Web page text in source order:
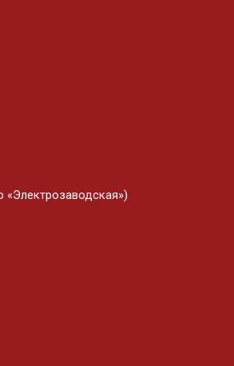
«Электрозаводская»)